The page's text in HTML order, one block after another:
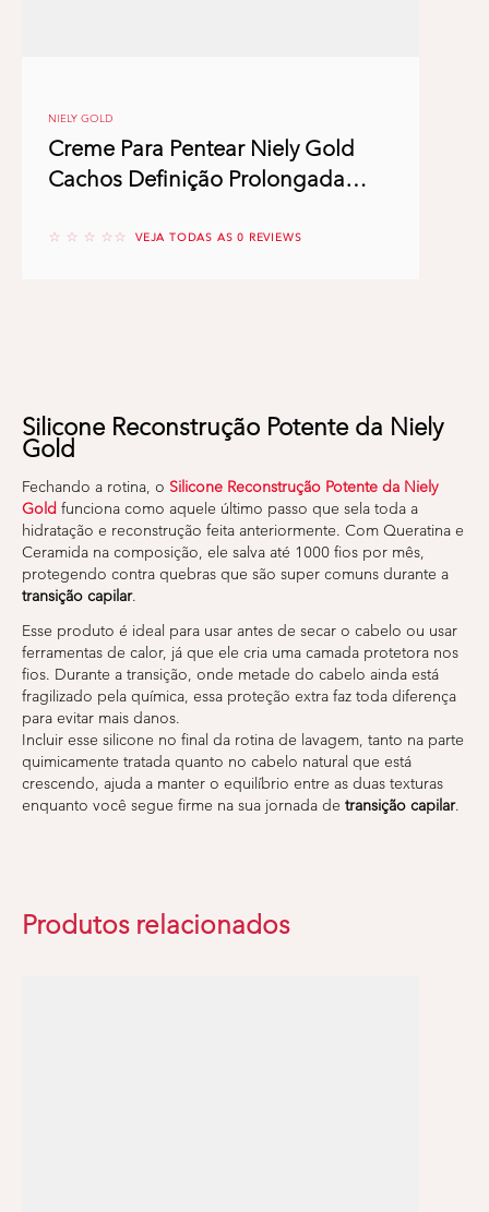
NIELY GOLD
Creme Para Pentear Niely Gold
Cachos Definição Prolongada
No reviews VEJA TODAS AS 0 REVIEWS
Silicone Reconstrução Potente da Niely
Gold
Fechando a rotina, o Silicone Reconstrução Potente da Niely
Gold funciona como aquele último passo que sela toda a
hidratação e reconstrução feita anteriormente. Com Queratina e
Ceramida na composição, ele salva até 1000 fios por mês,
protegendo contra quebras que são super comuns durante a
transição capilar.
Esse produto é ideal para usar antes de secar o cabelo ou usar
ferramentas de calor, já que ele cria uma camada protetora nos
fios. Durante a transição, onde metade do cabelo ainda está
fragilizado pela química, essa proteção extra faz toda diferença
para evitar mais danos.
Incluir esse silicone no final da rotina de lavagem, tanto na parte
quimicamente tratada quanto no cabelo natural que está
crescendo, ajuda a manter o equilíbrio entre as duas texturas
enquanto você segue firme na sua jornada de transição capilar.
Produtos relacionados